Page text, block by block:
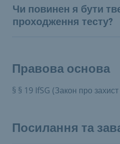
Чи повинен я бути
проходження тесту?
Правова основа
§ § 19 IfSG (Закон про захист
Посилання та